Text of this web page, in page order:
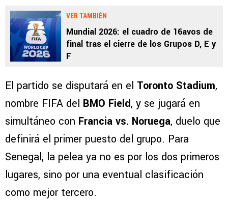
VER TAMBIÉN
Mundial 2026: el cuadro de 16avos de
final tras el cierre de los Grupos D, E y
F
El partido se disputará en el Toronto Stadium,
nombre FIFA del BMO Field, y se jugará en
simultáneo con Francia vs. Noruega, duelo que
definirá el primer puesto del grupo. Para
Senegal, la pelea ya no es por los dos primeros
lugares, sino por una eventual clasificación
como mejor tercero.